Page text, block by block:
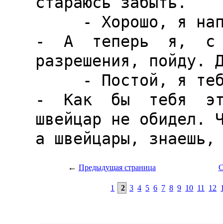
← Предыдущая страница
1 2 3 4 5 6 7 8 9 10 11 12